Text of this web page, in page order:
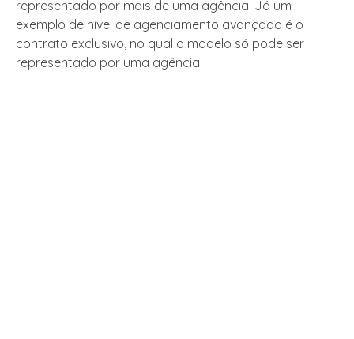
representado por mais de uma agência. Já um
exemplo de nível de agenciamento avançado é o
contrato exclusivo, no qual o modelo só pode ser
representado por uma agência.